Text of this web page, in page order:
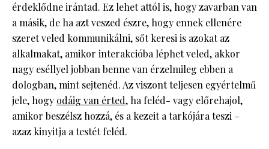
érdeklődne irántad. Ez lehet attól is, hogy zavarban van
a másik, de ha azt veszed észre, hogy ennek ellenére
szeret veled kommunikálni, sőt keresi is azokat az
alkalmakat, amikor interakcióba léphet veled, akkor
nagy eséllyel jobban benne van érzelmileg ebben a
dologban, mint sejtenéd. Az viszont teljesen egyértelmű
jele, hogy odáig van érted, ha feléd- vagy előrehajol,
amikor beszélsz hozzá, és a kezeit a tarkójára teszi –
azaz kinyitja a testét feléd.